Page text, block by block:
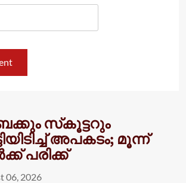
സ്‌കൂട്ടറും
അപകടം; മൂന്ന്
പരിക്ക്
06, 2026